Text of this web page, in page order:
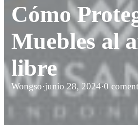
Cómo
Muebles al
libre
Wongso·junio 28, 2024·0